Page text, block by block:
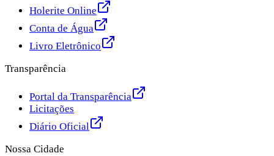
Holerite Online
Conta de Água
Livro Eletrônico
Transparência
Portal da Transparência
Licitações
Diário Oficial
Nossa Cidade